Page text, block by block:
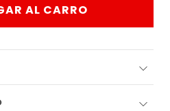
AL CARRO